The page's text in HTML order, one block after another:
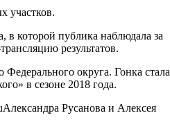
участков.
в которой публика наблюдала за
результатов.
округа. Гонка стала
в сезоне 2018 года.
Русанова и Алексея